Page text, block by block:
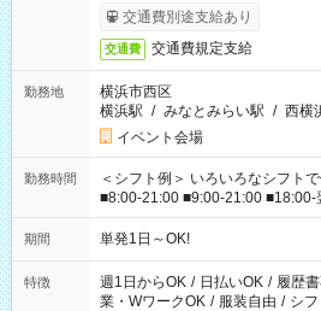
交通費別途支給あり
交通費 交通費規定支給
勤務地
横浜市西区
横浜駅 / みなとみらい駅 / 西横
イベント会場
勤務時間
＜シフト例＞ いろいろなシフト
■8:00-21:00 ■9:00-21:00
期間 単発1日～OK!
特徴 週1日からOK / 日払いOK / 履歴
業・WワークOK / 服装自由 / シ